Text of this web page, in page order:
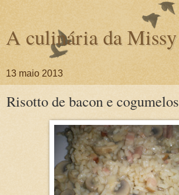
A culinária da Missy
13 maio 2013
Risotto de bacon e cogumelos